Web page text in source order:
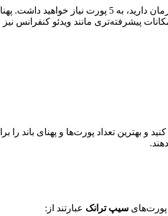
تعداد پورت‌ها نشان‌دهنده تعداد تماس‌های همزمانی است که می‌توانید داشته باشید. به عنوان
پیشرفته‌تری مانند ویدئو کنفرانس
بهترین تعداد پورت‌ها و پهنای باند را
پورت‌های سیپ ترانک عبارتند از: